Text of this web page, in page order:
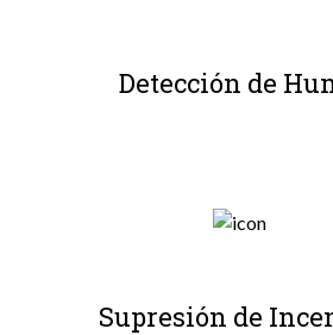
Detección de
Supresión de